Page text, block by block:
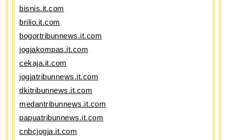
bisnis.it.com
brilio.it.com
bogortribunnews.it.com
jogjakompas.it.com
cekaja.it.com
jogjatribunnews.it.com
dkitribunnews.it.com
medantribunnews.it.com
papuatribunnews.it.com
cnbcjogja.it.com